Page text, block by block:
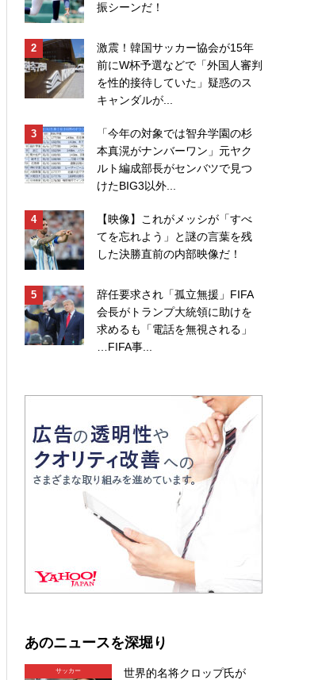
振シーンだ！
激震！韓国サッカー協会が15年
前にW杯予選などで「外国人審判
を性的接待していた」疑惑のス
キャンダルが...
「今年の対象では智弁学園の杉
本真滉がナンバーワン」元ヤク
ルト編成部長がセンバツで見つ
けたBIG3以外...
【映像】これがメッシが「すべ
てを忘れよう」と謎の言葉を残
した決勝直前の内部映像だ！
辞任要求され「孤立無援」FIFA
会長がトランプ大統領に助けを
求めるも「電話を無視される」
…FIFA事...
あのニュースを深堀り
サッカー
世界的名将クロップ氏が